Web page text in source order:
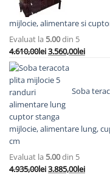
mijlocie, alimentare si
Evaluat la 5.00din 5
4.610,00leiPrețul
a
4.610,00lei.
3.560,00leiPrețul
Soba
mijlocie, alimentare lung,
cm
Evaluat la 5.00din 5
4.935,00leiPrețul
3.885,00leiPrețul